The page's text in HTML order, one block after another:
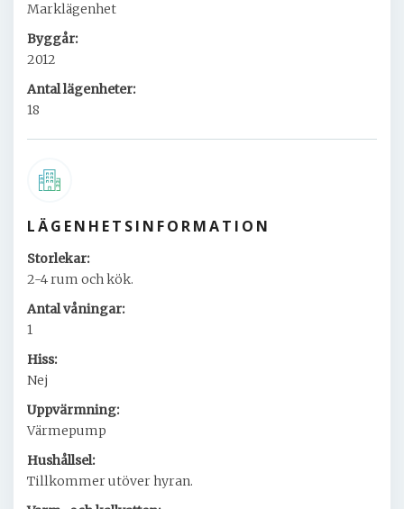
Marklägenhet
Byggår:
2012
Antal lägenheter:
18
LÄGENHETSINFORMATION
Storlekar:
2-4 rum och kök.
Antal våningar:
1
Hiss:
Nej
Uppvärmning:
Värmepump
Hushållsel:
Tillkommer utöver hyran.